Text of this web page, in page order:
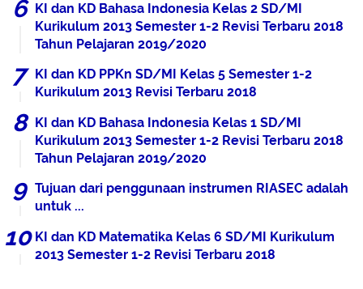
KI dan KD Bahasa Indonesia Kelas 2 SD/MI
Kurikulum 2013 Semester 1-2 Revisi Terbaru 2018
Tahun Pelajaran 2019/2020
KI dan KD PPKn SD/MI Kelas 5 Semester 1-2
Kurikulum 2013 Revisi Terbaru 2018
KI dan KD Bahasa Indonesia Kelas 1 SD/MI
Kurikulum 2013 Semester 1-2 Revisi Terbaru 2018
Tahun Pelajaran 2019/2020
Tujuan dari penggunaan instrumen RIASEC adalah
untuk ...
KI dan KD Matematika Kelas 6 SD/MI Kurikulum
2013 Semester 1-2 Revisi Terbaru 2018